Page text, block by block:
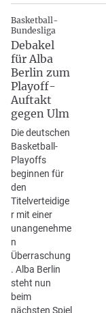
Basketball-
Bundesliga
Debakel
für Alba
Berlin zum
Playoff-
Auftakt
gegen Ulm
Die deutschen
Basketball-
Playoffs
beginnen für
den
Titelverteidige
r mit einer
unangenehme
n
Überraschung
. Alba Berlin
steht nun
beim
nächsten Spiel